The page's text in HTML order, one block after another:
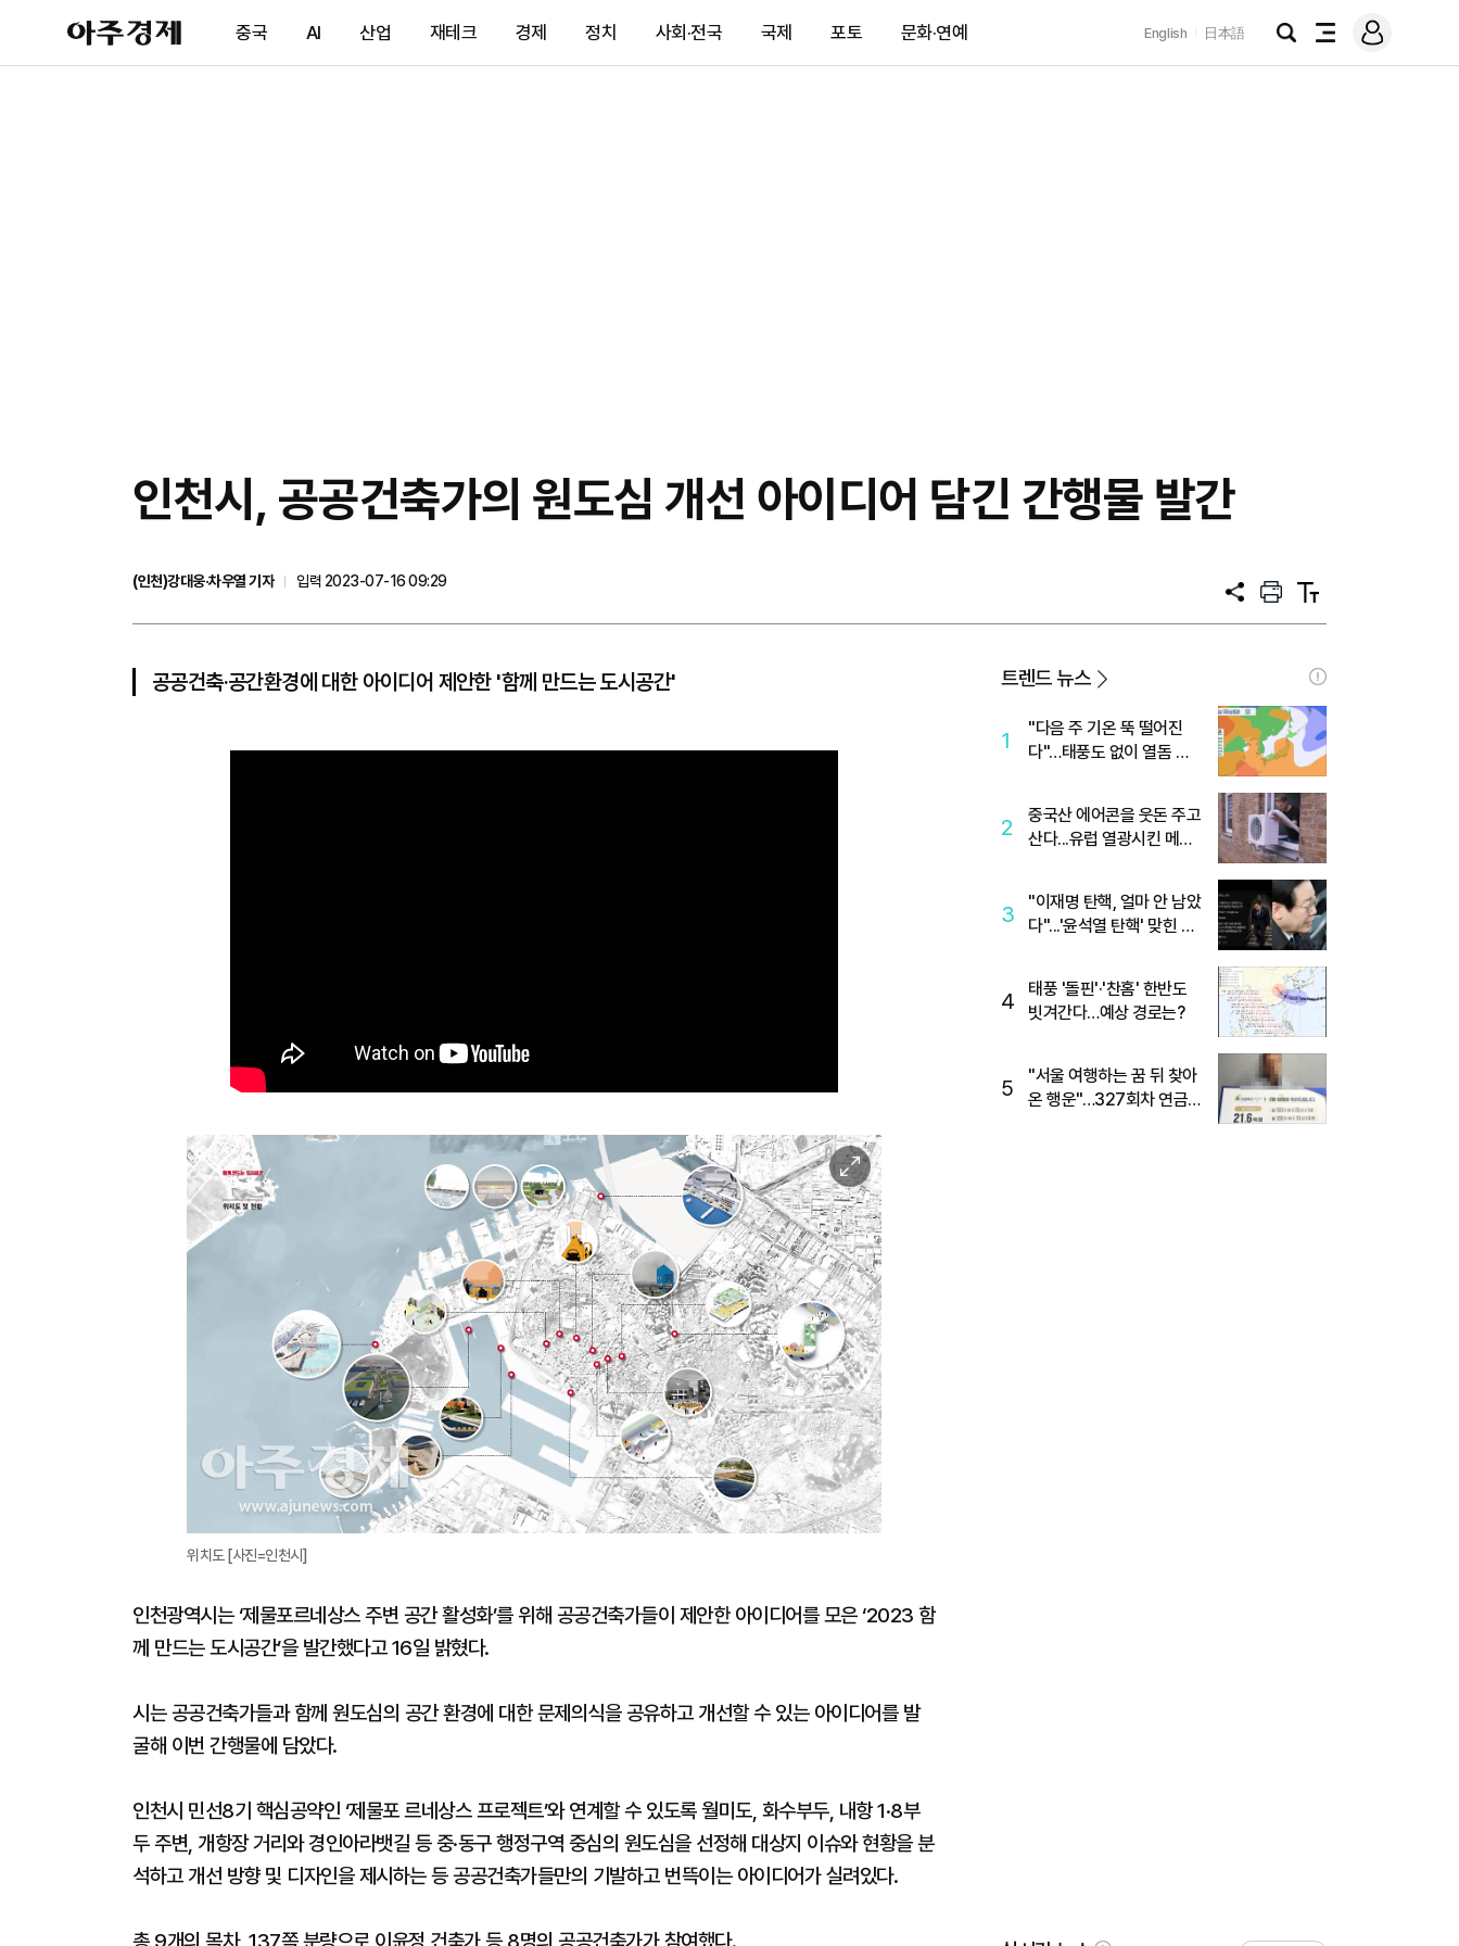
아
주
제
중국 AI 산업 재테크 경제 정치 사회·전국 국제 포토 문화·연예 English 日本語
검
전
메
그
인천시, 공공건축가의 원도심 개선 아이디어 담긴 간행물 발간
(인천)강대웅·차우열 기자
입력 2023-07-16 09:29
공
프
트
텍
트
공공건축·공간환경에 대한 아이디어 제안한 '함께 만드는 도시공간'
이
미
지
확
대
위치도 [사진=인천시]
인천광역시는 ‘제물포르네상스 주변 공간 활성화’를 위해 공공건축가들이 제안한 아이디어를 모은 ‘2023 함
께 만드는 도시공간’을 발간했다고 16일 밝혔다.
시는 공공건축가들과 함께 원도심의 공간 환경에 대한 문제의식을 공유하고 개선할 수 있는 아이디어를 발
굴해 이번 간행물에 담았다.
인천시 민선8기 핵심공약인 ‘제물포 르네상스 프로젝트’와 연계할 수 있도록 월미도, 화수부두, 내항 1·8부
두 주변, 개항장 거리와 경인아라뱃길 등 중·동구 행정구역 중심의 원도심을 선정해 대상지 이슈와 현황을 분
석하고 개선 방향 및 디자인을 제시하는 등 공공건축가들만의 기발하고 번뜩이는 아이디어가 실려있다.
트렌드 뉴스
1
"다음 주 기온 뚝 떨어진
다"…태풍도 없이 열돔 박
2
중국산 에어콘을 웃돈 주고
산다...유럽 열광시킨 메이
3
"이재명 탄핵, 얼마 안 남았
다"...'윤석열 탄핵' 맞힌 무
4
태풍 '돌핀'·'찬홈' 한반도
빗겨간다…예상 경로는?
5
"서울 여행하는 꿈 뒤 찾아
온 행운"…327회차 연금